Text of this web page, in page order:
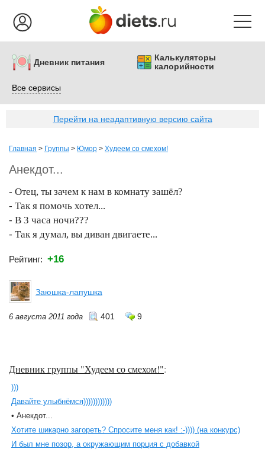
Дневник питания
Калькуляторы
калорийности
Все сервисы
Перейти на неадаптивную версию сайта
Главная > Группы > Юмор > Худеем со смехом!
Анекдот...
- Отец, ты зачем к нам в комнату зашёл?
- Так я помочь хотел...
- В 3 часа ночи???
- Так я думал, вы диван двигаете...
Рейтинг: +16
Заюшка-лапушка
6 августа 2011 года 401 9
Дневник группы "Худеем со смехом!":
)))
Давайте улыбнёмся))))))))))))
• Анекдот...
Хотите шикарно загореть? Спросите меня как! :-)))) (на конкурс)
И был мне позор, а окружающим порция с добавкой